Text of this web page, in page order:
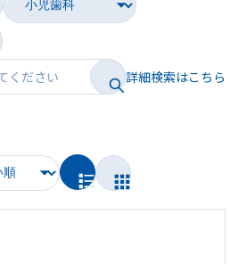
雑誌
映像
電子BOOK
詳細検索はこちら